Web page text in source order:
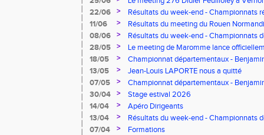
22/06
>
Résultats du week-end - Championnats
11/06
>
Résultats du meeting du Rouen
08/06
>
Résultats du week-end - Championnats
8.2.2.8 et Finale départementale des
28/05 >
Le meeting de Maromme lance
CDA 76
18/05 >
Championnat départementaux -
13/05
>
Jean-Louis LAPORTE nous a quitté
07/05
>
Championnat départementaux -
30/04
>
Stage estival 2026
14/04
>
Apéro Dirigeants
13/04
>
Résultats du week-end - Championnats
Benjamins/Minimes - EO Adultes
07/04 >
Formations